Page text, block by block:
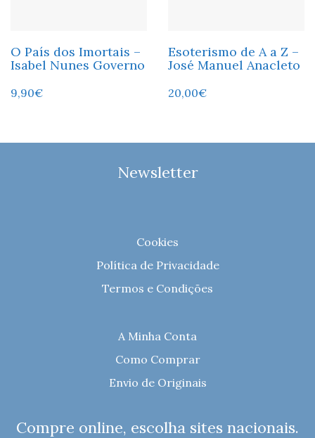
O País dos Imortais –
Isabel Nunes Governo
9,90€
Esoterismo de A a Z –
José Manuel Anacleto
20,00€
Newsletter
Cookies
Política de Privacidade
Termos e Condições
A Minha Conta
Como Comprar
Envio de Originais
Compre online, escolha sites nacionais.